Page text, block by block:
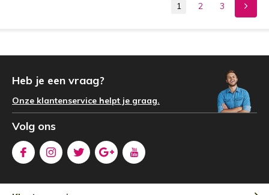
1 2 3
Heb je een vraag?
Onze klantenservice helpt je graag.
Volg ons